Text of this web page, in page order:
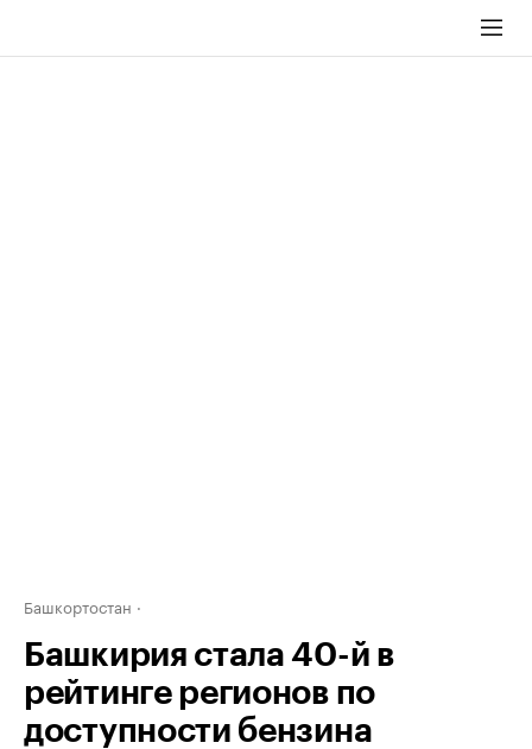
Башкортостан
Башкирия стала 40-й в
рейтинге регионов по
доступности бензина